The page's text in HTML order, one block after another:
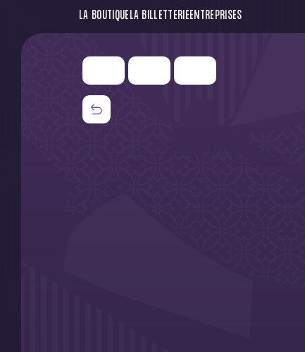
LA BOUTIQUELA BILLETTERIEENTREPRISES